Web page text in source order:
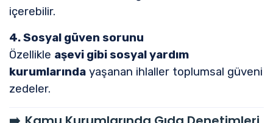
içerebilir.
4. Sosyal güven sorunu
Özellikle aşevi gibi sosyal yardım
kurumlarında yaşanan ihlaller toplumsal güveni
zedeler.